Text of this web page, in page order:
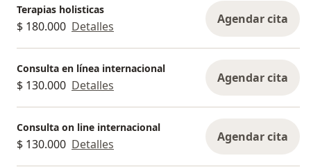
Terapias holisticas
$ 180.000 Detalles Agendar cita
Consulta en línea internacional
$ 130.000 Detalles Agendar cita
Consulta on line internacional
$ 130.000 Detalles Agendar cita